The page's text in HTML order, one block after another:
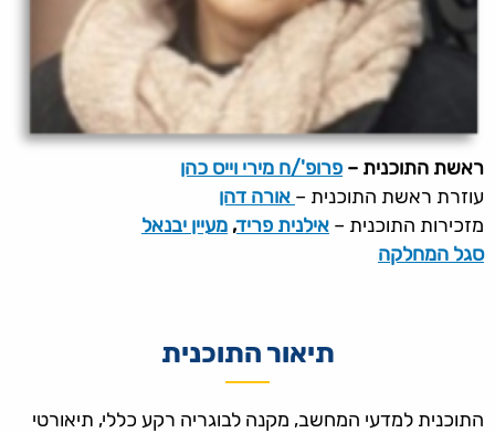
ראשת התוכנית – פרופ'/ח מירי וייס כהן
עוזרת ראשת התוכנית – אורה דהן
מזכירות התוכנית – אילנית פריד, מעיין יבנאל
סגל המחלקה
תיאור התוכנית
התוכנית למדעי המחשב, מקנה לבוגריה רקע כללי, תיאורטי